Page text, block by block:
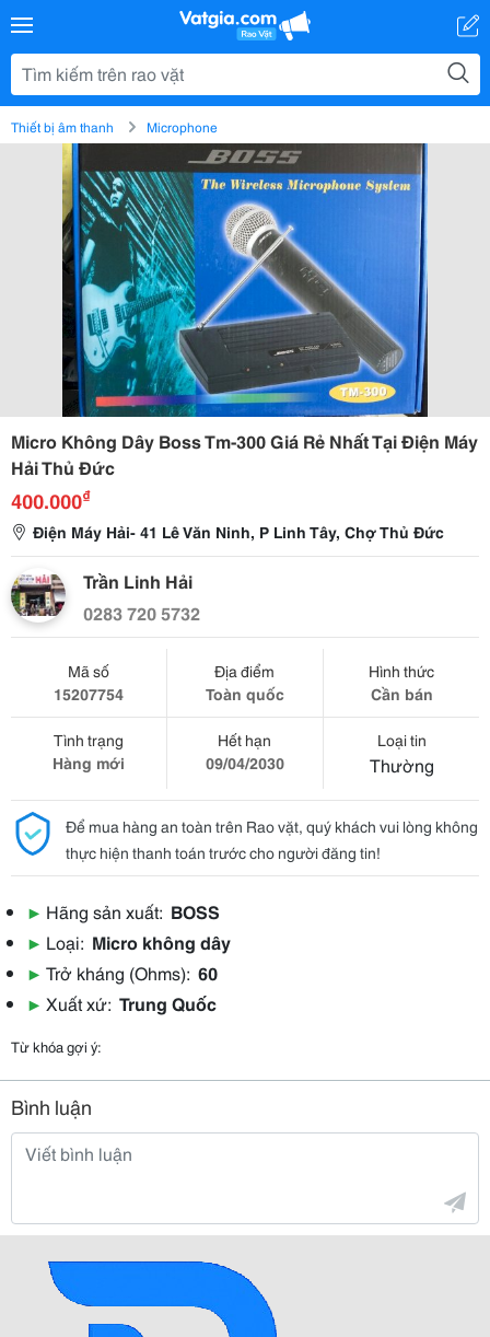
Thiết bị âm thanh Microphone
Micro Không Dây Boss Tm-300 Giá Rẻ Nhất Tại Điện Máy
Hải Thủ Đức
400.000₫
Điện Máy Hải- 41 Lê Văn Ninh, P Linh Tây, Chợ Thủ Đức
Trần Linh Hải
0283 720 5732
Mã số
15207754
Địa điểm
Toàn quốc
Hình thức
Cần bán
Tình trạng
Hàng mới
Hết hạn
09/04/2030
Loại tin
Thường
Để mua hàng an toàn trên Rao vặt, quý khách vui lòng không
thực hiện thanh toán trước cho người đăng tin!
▶ Hãng sản xuất: BOSS
▶ Loại: Micro không dây
▶ Trở kháng (Ohms): 60
▶ Xuất xứ: Trung Quốc
Từ khóa gợi ý:
Bình luận